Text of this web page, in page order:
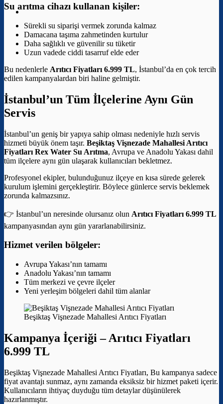
Su arıtma cihazı kullanan kişiler:
Sürekli su siparişi vermek zorunda kalmaz
Damacana taşıma zahmetinden kurtulur
Daha sağlıklı ve güvenilir su tüketir
Uzun vadede ciddi tasarruf elde eder
Bu nedenlerle Arıtıcı Fiyatları 6.999 TL, İstanbul’da en çok tercih
edilen kampanyalardan biri haline gelmiştir.
İstanbul’un Tüm İlçelerine Aynı Gün
Servis
İstanbul’un geniş bir yapıya sahip olması nedeniyle hızlı servis
hizmeti büyük önem taşır. Beşiktaş Vişnezade Mahallesi Arıtıcı
Fiyatları Rex Water Su Arıtma, Avrupa ve Anadolu Yakası dahil
tüm ilçelere aynı gün ulaşarak kullanıcıları bekletmez.
Profesyonel ekipler, bulunduğunuz ilçeye en kısa sürede gelerek
kurulum işlemini gerçekleştirir. Böylece günlerce servis beklemek
zorunda kalmazsınız.
👉 İstanbul’un neresinde olursanız olun Arıtıcı Fiyatları 6.999 TL
kampanyasından aynı gün yararlanabilirsiniz.
Hizmet verilen bölgeler:
Avrupa Yakası’nın tamamı
Anadolu Yakası’nın tamamı
Tüm merkezi ve çevre ilçeler
Yeni yerleşim bölgeleri dahil tüm alanlar
Beşiktaş Vişnezade Mahallesi Arıtıcı Fiyatları
Kampanya İçeriği –Arıtıcı Fiyatları
6.999 TL
Beşiktaş Vişnezade Mahallesi Arıtıcı Fiyatları, Bu kampanya sadece
fiyat avantajı sunmaz, aynı zamanda eksiksiz bir hizmet paketi içerir.
Kullanıcıların ihtiyaç duyduğu tüm detaylar düşünülerek
hazırlanmıştır.